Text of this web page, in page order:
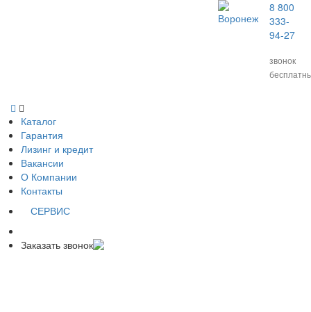
Воронеж
8 800
333-
94-27
звонок
Каталог
Гарантия
Лизинг и кредит
Вакансии
О Компании
Контакты
СЕРВИС
Заказать звонок